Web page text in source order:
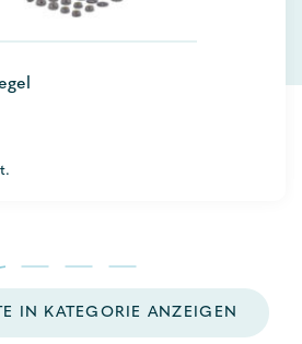
IN KATEGORIE ANZEIGEN